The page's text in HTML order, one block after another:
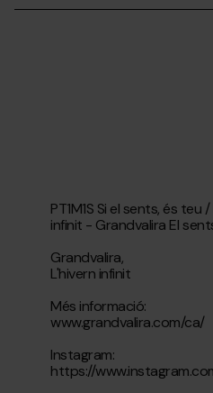
PT1M1S Si el sents, és teu
infinit - Grandvalira El
Grandvalira,
L'hivern infinit
Més informació:
www.grandvalira.com/ca/
Instagram:
https://